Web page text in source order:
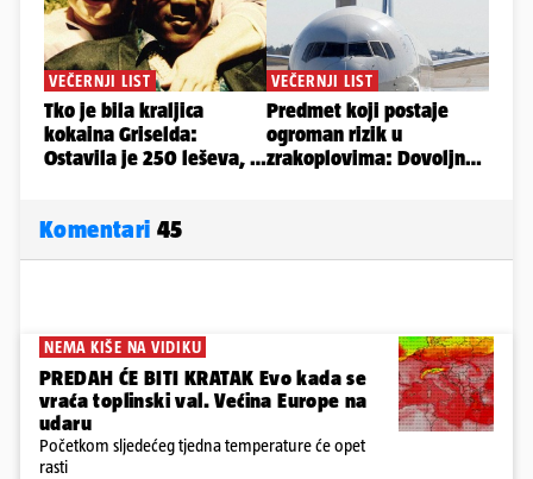
Komentari 45
NEMA KIŠE NA VIDIKU
PREDAH ĆE BITI KRATAK Evo kada se
vraća toplinski val. Većina Europe na
udaru
Početkom sljedećeg tjedna temperature će opet
rasti